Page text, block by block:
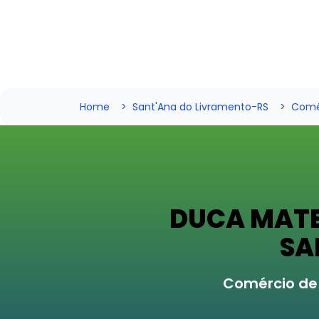
Home Sant'Ana do Livramento-RS
DUCA
Comércio